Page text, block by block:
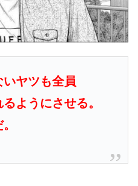
ヤツも全員
ようにさせる。